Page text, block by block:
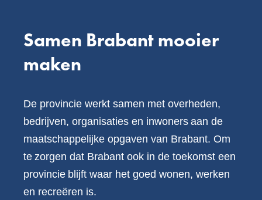
Samen Brabant mooier
maken
De provincie werkt samen met overheden,
bedrijven, organisaties en inwoners aan de
maatschappelijke opgaven van Brabant. Om
te zorgen dat Brabant ook in de toekomst een
provincie blijft waar het goed wonen, werken
en recreëren is.